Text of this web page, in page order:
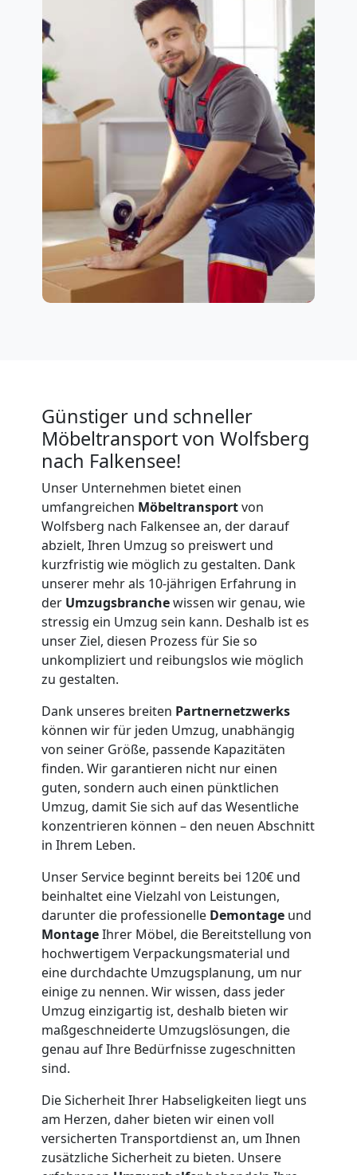
Günstiger und schneller
Möbeltransport von Wolfsberg
nach Falkensee!
Unser Unternehmen bietet einen
umfangreichen Möbeltransportvon
Wolfsberg nach Falkensee an, der darauf
abzielt, Ihren Umzug so preiswert und
kurzfristig wie möglich zu gestalten. Dank
unserer mehr als 10-jährigen Erfahrung in
der Umzugsbranchewissen wir genau, wie
stressig ein Umzug sein kann. Deshalb ist es
unser Ziel, diesen Prozess für Sie so
unkompliziert und reibungslos wie möglich
zu gestalten.
Dank unseres breiten Partnernetzwerks
können wir für jeden Umzug, unabhängig
von seiner Größe, passende Kapazitäten
finden. Wir garantieren nicht nur einen
guten, sondern auch einen pünktlichen
Umzug, damit Sie sich auf das Wesentliche
konzentrieren können – den neuen Abschnitt
in Ihrem Leben.
Unser Service beginnt bereits bei 120€ und
beinhaltet eine Vielzahl von Leistungen,
darunter die professionelle Demontage und
MontageIhrer Möbel, die Bereitstellung von
hochwertigem Verpackungsmaterial und
eine durchdachte Umzugsplanung, um nur
einige zu nennen. Wir wissen, dass jeder
Umzug einzigartig ist, deshalb bieten wir
maßgeschneiderte Umzugslösungen, die
genau auf Ihre Bedürfnisse zugeschnitten
sind.
Die Sicherheit Ihrer Habseligkeiten liegt uns
am Herzen, daher bieten wir einen voll
versicherten Transportdienst an, um Ihnen
zusätzliche Sicherheit zu bieten. Unsere
Umzugshelfer
Wolfsberg
Möbeltaxi
Wolfsberg
Kleintransport
Wolfsberg
Möbelmontage
Wolfsberg
Möbeltransport